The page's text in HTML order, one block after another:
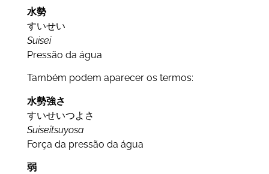
水勢
すいせい
Suisei
Pressão da água
Também podem aparecer os termos:
水勢強さ
すいせいつよさ
Suiseitsuyosa
Força da pressão da água
弱